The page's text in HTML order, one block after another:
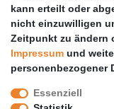
GLS
PaketPLUS
SPONSORING
Malchower SV 90
kann erteilt oder
nicht einzuwilligen
Zeitpunkt zu ändern
Impressum und
personenbezogener
Essenziell